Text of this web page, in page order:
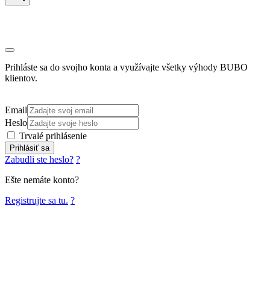
Prihláste sa do svojho konta a využívajte všetky výhody BUBO
klientov.
Email
Heslo
Trvalé prihlásenie
Prihlásiť sa
Zabudli ste heslo? ?
Ešte nemáte konto?
Registrujte sa tu. ?